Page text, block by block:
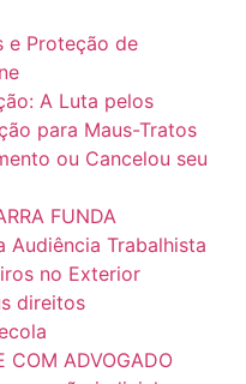
e Proteção de
A Luta pelos
para Maus-Tratos
ou Cancelou seu
FUNDA
Audiência Trabalhista
no Exterior
direitos
COM ADVOGADO